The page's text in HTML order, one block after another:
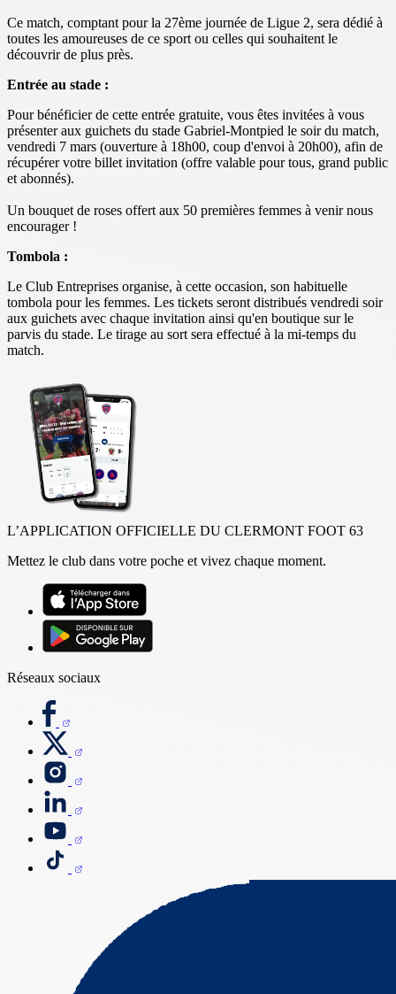
Ce match, comptant pour la 27ème journée de Ligue 2, sera dédié à
toutes les amoureuses de ce sport ou celles qui souhaitent le
découvrir de plus près.
Entrée au stade :
Pour bénéficier de cette entrée gratuite, vous êtes invitées à vous
présenter aux guichets du stade Gabriel-Montpied le soir du match,
vendredi 7 mars (ouverture à 18h00, coup d'envoi à 20h00), afin de
récupérer votre billet invitation (offre valable pour tous, grand public
et abonnés).
Un bouquet de roses offert aux 50 premières femmes à venir nous
encourager !
Tombola :
Le Club Entreprises organise, à cette occasion, son habituelle
tombola pour les femmes. Les tickets seront distribués vendredi soir
aux guichets avec chaque invitation ainsi qu'en boutique sur le
parvis du stade. Le tirage au sort sera effectué à la mi-temps du
match.
L’APPLICATION OFFICIELLE DU CLERMONT FOOT 63
Mettez le club dans votre poche et vivez chaque moment.
Réseaux sociaux